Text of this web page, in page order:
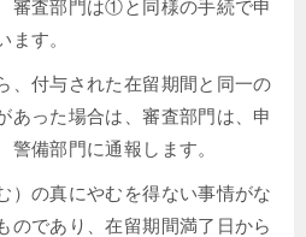
審査部門は①と同様の手続で申
ます。
、付与された在留期間と同一の
あった場合は、審査部門は、申
備部門に通報します。
）の真にやむを得ない事情がな
のであり、在留期間満了日から